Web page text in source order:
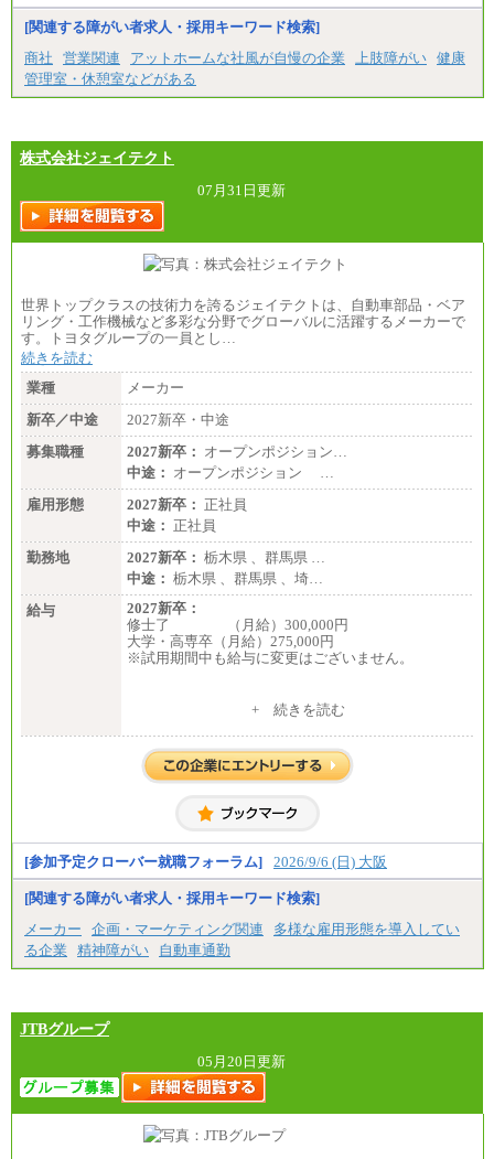
[関連する障がい者求人・採用キーワード検索]
商社
営業関連 アットホームな社風が自慢の企業 上肢障がい 健康
管理室・休憩室などがある
株式会社ジェイテクト
07月31日更新
世界トップクラスの技術力を誇るジェイテクトは、自動車部品・ベア
リング・工作機械など多彩な分野でグローバルに活躍するメーカーで
す。トヨタグループの一員とし…
続きを読む
業種
メーカー
新卒／中途
2027新卒・中途
募集職種
2027新卒： オープンポジション…
中途： オープンポジション …
雇用形態
2027新卒： 正社員
中途： 正社員
勤務地
2027新卒： 栃木県 、群馬県 …
中途： 栃木県 、群馬県 、埼…
給与
2027新卒：
修士了 （月給）300,000円
大学・高専卒（月給）275,000円
※試用期間中も給与に変更はございません。
大学・高専卒（月給）275,000円
※試用期間中も給与に変更はございません。
+ 続きを読む
[参加予定クローバー就職フォーラム] 2026/9/6 (日) 大阪
[関連する障がい者求人・採用キーワード検索]
メーカー
企画・マーケティング関連
多様な雇用形態を導入してい
る企業
精神障がい 自動車通勤
JTBグループ
05月20日更新